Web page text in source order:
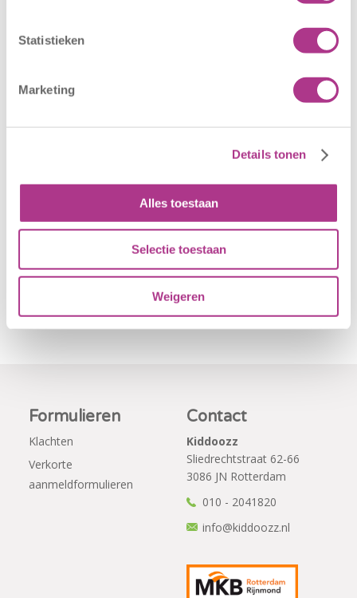
Statistieken
Marketing
Details tonen
Alles toestaan
Selectie toestaan
Weigeren
16 juli 2026
Oldegaarde
opent op 1
Sport BSO
Oldegaarde aan
het juiste adres!
weeralarm voor
locaties van
Kiddoozz
Kinderopvang
morgen gesloten
blijven. Bijgaand
aan…
Formulieren
Klachten
Verkorte
aanmeldformulieren
Contact
Kiddoozz
Sliedrechtstraat 62-66
3086 JN Rotterdam
010 - 2041820
info@kiddoozz.nl